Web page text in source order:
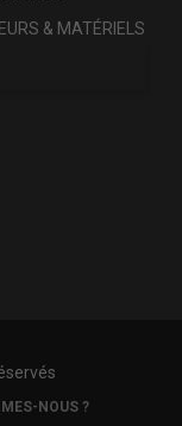
& MATÉRIELS
NOUS ?